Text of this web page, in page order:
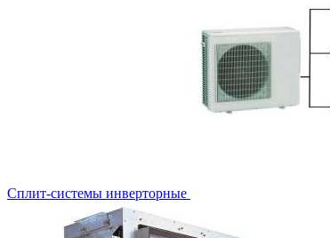
Сплит-системы инверторные